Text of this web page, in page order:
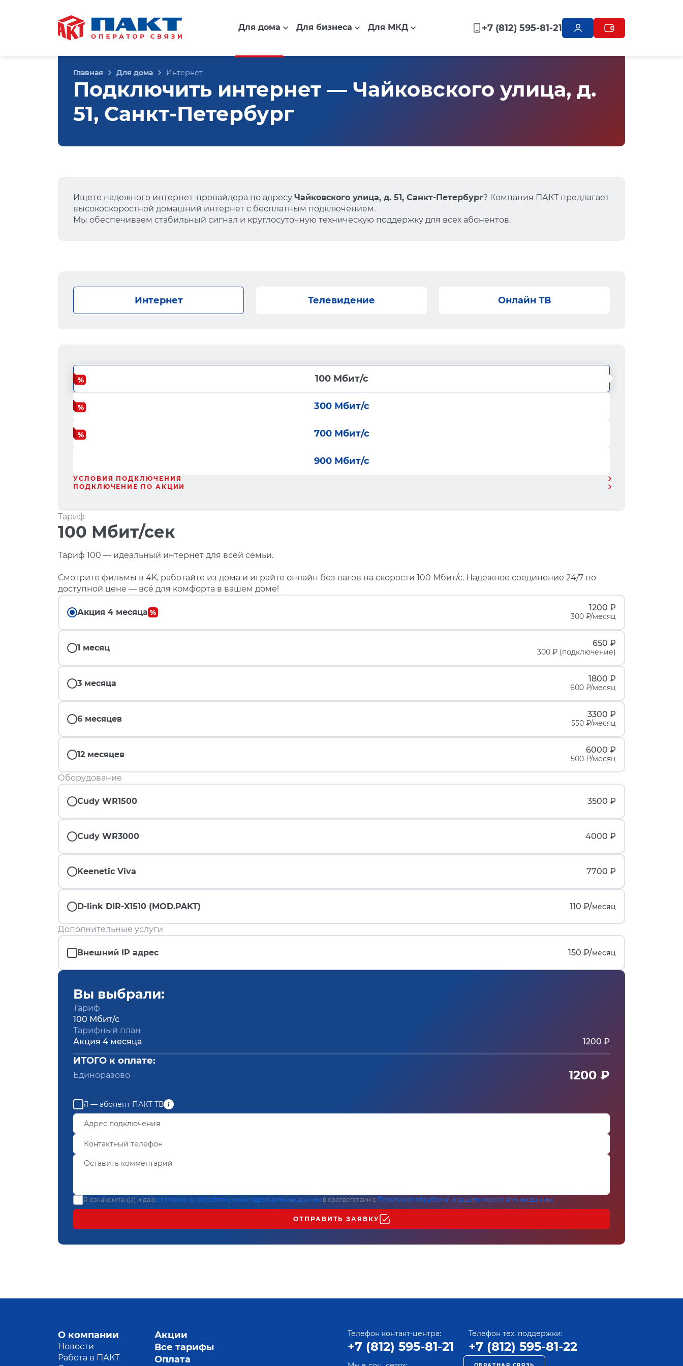
Для дома Для бизнеса Для МКД +7 (812) 595-81-21
Главная Для дома Интернет
Подключить интернет — Чайковского улица, д.
51, Санкт-Петербург
Ищете надежного интернет-провайдера по адресу Чайковского улица, д. 51, Санкт-Петербург? Компания ПАКТ предлагает
высокоскоростной домашний интернет с бесплатным подключением.
Мы обеспечиваем стабильный сигнал и круглосуточную техническую поддержку для всех абонентов.
Интернет Телевидение Онлайн ТВ
100 Мбит/с
300 Мбит/с
700 Мбит/с
900 Мбит/с
УСЛОВИЯ ПОДКЛЮЧЕНИЯ
ПОДКЛЮЧЕНИЕ ПО АКЦИИ
Тариф
100 Мбит/сек
Тариф 100 — идеальный интернет для всей семьи.
Смотрите фильмы в 4K, работайте из дома и играйте онлайн без лагов на скорости 100 Мбит/с. Надежное соединение 24/7 по
доступной цене — всё для комфорта в вашем доме!
Акция 4 месяца 1200 ₽
300 ₽/месяц
1 месяц 650 ₽
300 ₽ (подключение)
3 месяца 1800 ₽
600 ₽/месяц
6 месяцев 3300 ₽
550 ₽/месяц
12 месяцев 6000 ₽
500 ₽/месяц
Оборудование
Cudy WR1500 3500 ₽
Cudy WR3000 4000 ₽
Keenetic Viva 7700 ₽
D-link DIR-X1510 (MOD.PAKT) 110 ₽/месяц
Дополнительные услуги
Внешний IP адрес 150 ₽/месяц
Вы выбрали:
Тариф
100 Мбит/с
Тарифный план
Акция 4 месяца
1200 ₽
ИТОГО к оплате:
Единоразово 1200 ₽
Я — абонент ПАКТ ТВ
Я ознакомлен(а) и даю согласие на обработку моих персональных данных в соответствии с Политикой обработки и защиты персональных данных
ОТПРАВИТЬ ЗАЯВКУ
О компании
Новости
Работа в ПАКТ
Акции
Все тарифы
Оплата
Телефон контакт-центра:
+7 (812) 595-81-21
Телефон тех. поддержки:
+7 (812) 595-81-22